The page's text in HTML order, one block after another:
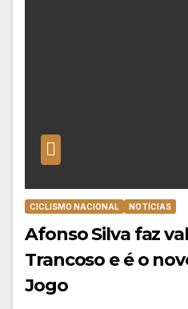
CICLISMO NACIONAL NOTÍCIAS
Afonso Silva faz
Trancoso e é o
Jogo